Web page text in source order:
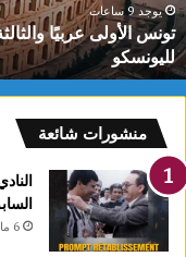
و
ل
ى
ع
ر
ا
و
يوجد 9 ساعات
تونس الأولى عربيًا
لليونسكو
منشورات شائعة
6 مارس 2024